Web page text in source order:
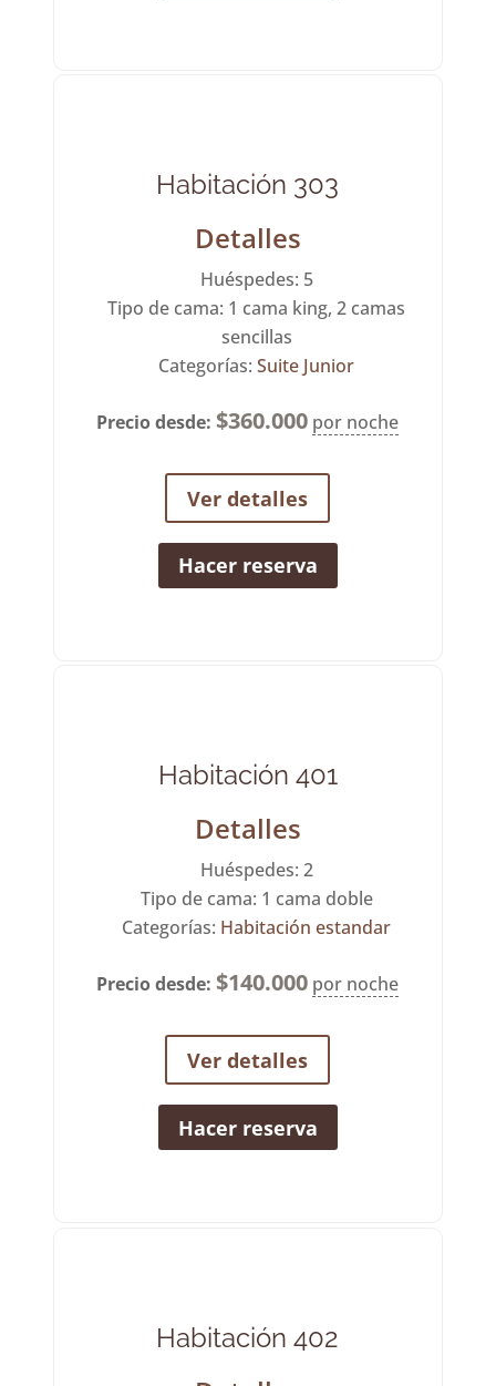
Habitación 303
Detalles
Huéspedes: 5
Tipo de cama: 1 cama king, 2 camas
sencillas
Categorías: Suite Junior
Precio desde: $360.000 por noche
Ver detalles
Hacer reserva
Habitación 401
Detalles
Huéspedes: 2
Tipo de cama: 1 cama doble
Categorías: Habitación estandar
Precio desde: $140.000 por noche
Ver detalles
Hacer reserva
Habitación 402